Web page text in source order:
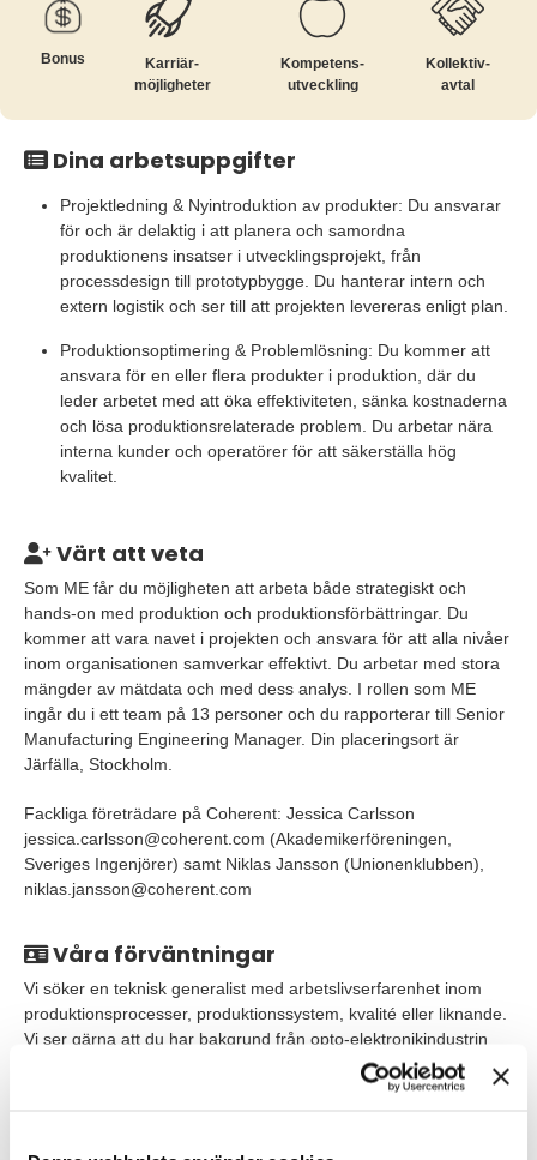
Bonus
Karriär­
möjligheter
Kompetens­
utveckling
Kollektiv­
avtal
Dina arbetsuppgifter
Projektledning & Nyintroduktion av produkter: Du ansvarar
för och är delaktig i att planera och samordna
produktionens insatser i utvecklingsprojekt, från
processdesign till prototypbygge. Du hanterar intern och
extern logistik och ser till att projekten levereras enligt plan.
Produktionsoptimering & Problemlösning: Du kommer att
ansvara för en eller flera produkter i produktion, där du
leder arbetet med att öka effektiviteten, sänka kostnaderna
och lösa produktionsrelaterade problem. Du arbetar nära
interna kunder och operatörer för att säkerställa hög
kvalitet.
Värt att veta
Som ME får du möjligheten att arbeta både strategiskt och
hands-on med produktion och produktionsförbättringar. Du
kommer att vara navet i projekten och ansvara för att alla nivåer
inom organisationen samverkar effektivt. Du arbetar med stora
mängder av mätdata och med dess analys. I rollen som ME
ingår du i ett team på 13 personer och du rapporterar till Senior
Manufacturing Engineering Manager. Din placeringsort är
Järfälla, Stockholm.
Fackliga företrädare på Coherent: Jessica Carlsson
jessica.carlsson@coherent.com (Akademikerföreningen,
Sveriges Ingenjörer) samt Niklas Jansson (Unionenklubben),
niklas.jansson@coherent.com
Våra förväntningar
Vi söker en teknisk generalist med arbetslivserfarenhet inom
produktionsprocesser, produktionssystem, kvalité eller liknande.
Vi ser gärna att du har bakgrund från opto-elektronikindustrin
och/eller erfarenhet av montering av mikroelektronik.